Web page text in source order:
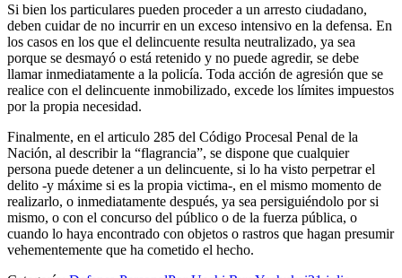
Si bien los particulares pueden proceder a un arresto ciudadano,
deben cuidar de no incurrir en un exceso intensivo en la defensa. En
los casos en los que el delincuente resulta neutralizado, ya sea
porque se desmayó o está retenido y no puede agredir, se debe
llamar inmediatamente a la policía. Toda acción de agresión que se
realice con el delincuente inmobilizado, excede los límites impuestos
por la propia necesidad.
Finalmente, en el articulo 285 del Código Procesal Penal de la
Nación, al describir la “flagrancia”, se dispone que cualquier
persona puede detener a un delincuente, si lo ha visto perpetrar el
delito -y máxime si es la propia victima-, en el mismo momento de
realizarlo, o inmediatamente después, ya sea persiguiéndolo por si
mismo, o con el concurso del público o de la fuerza pública, o
cuando lo haya encontrado con objetos o rastros que hagan presumir
vehementemente que ha cometido el hecho.